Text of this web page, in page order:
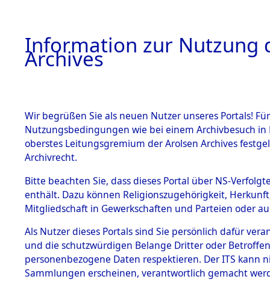
BESTÄNDE
1.
mente
5. Verschiedenes
5.3
Todesmärsche
von
Toter aus
Information zur Nutzung
Archives
Wir begrüßen Sie als neuen Nutzer unseres Portals!
Nutzungsbedingungen wie bei einem Archivbesuch
oberstes Leitungsgremium der Arolsen Archives
Archivrecht.
Bitte beachten Sie, dass dieses Portal über NS-
enthält. Dazu können Religionszugehörigkeit,
Mitgliedschaft in Gewerkschaften und Parteien oder
Als Nutzer dieses Portals sind Sie persönlich dafür
und die schutzwürdigen Belange Dritter oder
personenbezogene Daten respektieren. Der ITS
Sammlungen erscheinen, verantwortlich gemacht